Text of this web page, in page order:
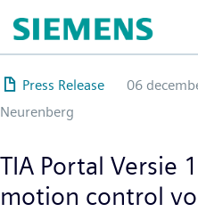
en
naar
de
inhoud
gaan
Press Release 06
Neurenberg
TIA Portal Versie
motion control